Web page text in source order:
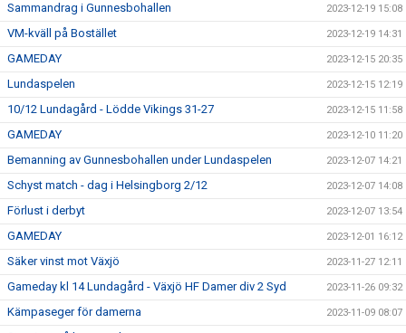
Sammandrag i Gunnesbohallen 2023-12-19 15:08
VM-kväll på Bostället 2023-12-19 14:31
GAMEDAY 2023-12-15 20:35
Lundaspelen 2023-12-15 12:19
10/12 Lundagård - Lödde Vikings 31-27 2023-12-15 11:58
GAMEDAY 2023-12-10 11:20
Bemanning av Gunnesbohallen under Lundaspelen 2023-12-07 14:21
Schyst match - dag i Helsingborg 2/12 2023-12-07 14:08
Förlust i derbyt 2023-12-07 13:54
GAMEDAY 2023-12-01 16:12
Säker vinst mot Växjö 2023-11-27 12:11
Gameday kl 14 Lundagård - Växjö HF Damer div 2 Syd 2023-11-26 09:32
Kämpaseger för damerna 2023-11-09 08:07